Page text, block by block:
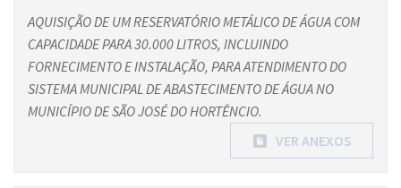
AQUISIÇÃO DE UM RESERVATÓRIO METÁLICO DE ÁGUA COM
CAPACIDADE PARA 30.000 LITROS, INCLUINDO
FORNECIMENTO E INSTALAÇÃO, PARA ATENDIMENTO DO
SISTEMA MUNICIPAL DE ABASTECIMENTO DE ÁGUA NO
MUNICÍPIO DE SÃO JOSÉ DO HORTÊNCIO.
VER ANEXOS